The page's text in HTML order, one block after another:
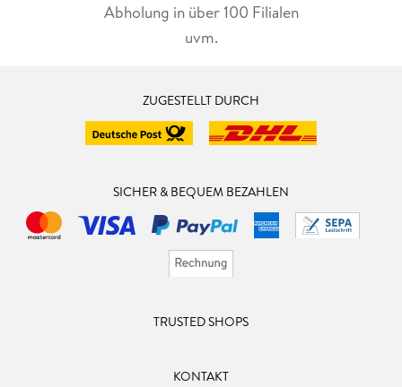
Abholung in über 100 Filialen
uvm.
ZUGESTELLT DURCH
SICHER & BEQUEM BEZAHLEN
TRUSTED SHOPS
KONTAKT